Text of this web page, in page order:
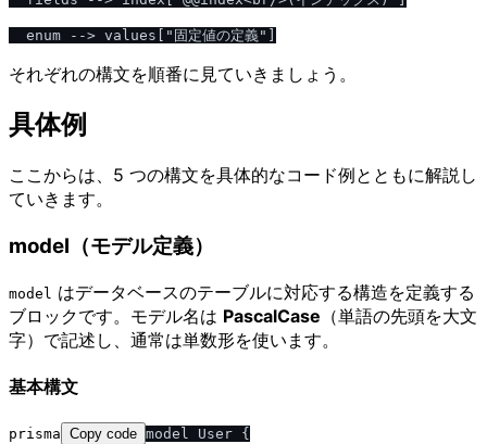
それぞれの構文を順番に見ていきましょう。
具体例
ここからは、5 つの構文を具体的なコード例とともに解説し
ていきます。
model（モデル定義）
model はデータベースのテーブルに対応する構造を定義する
ブロックです。モデル名は PascalCase （単語の先頭を大文
字）で記述し、通常は単数形を使います。
基本構文
prisma Copy code model User {